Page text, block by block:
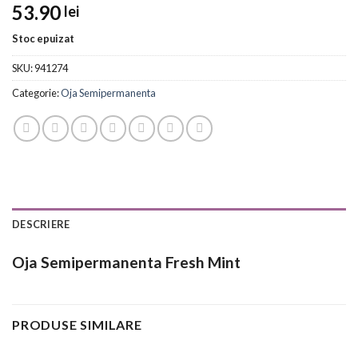
53.90 lei
Stoc epuizat
SKU:941274
Categorie:Oja Semipermanenta
DESCRIERE
Oja Semipermanenta Fresh Mint
PRODUSE SIMILARE